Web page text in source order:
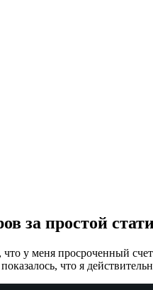
за простой
у меня просроченный
что я